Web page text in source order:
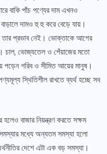
বাকি পাঁচ পণ্যের দাম এখনও
দামও হু হু করে বেড়ে যায়।
তার প্রভাব নেই। ভোক্তাকে আগের
চাল, ভোজ্যতেল ও পেঁয়াজের মতো
পড়েন গরিব ও সীমিত আয়ের মানুষ।
স্থিতিশীল রাখতে ব্যর্থ হচ্ছে সব
হলেও বাজার নিয়ন্ত্রণ করতে সক্ষম
মধ্যে অন্যতম সমস্যা হলো
দেশে এটা এক বড় সমস্যা।